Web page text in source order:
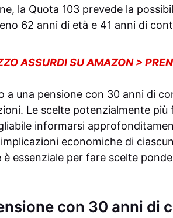
la Quota 103 prevede la
62 anni di età e 41 anni di
ASSURDI SU AMAZON >
a una pensione con 30 anni di
Le scelte potenzialmente più
informarsi
economiche di
essenziale per fare scelte
con 30 anni di